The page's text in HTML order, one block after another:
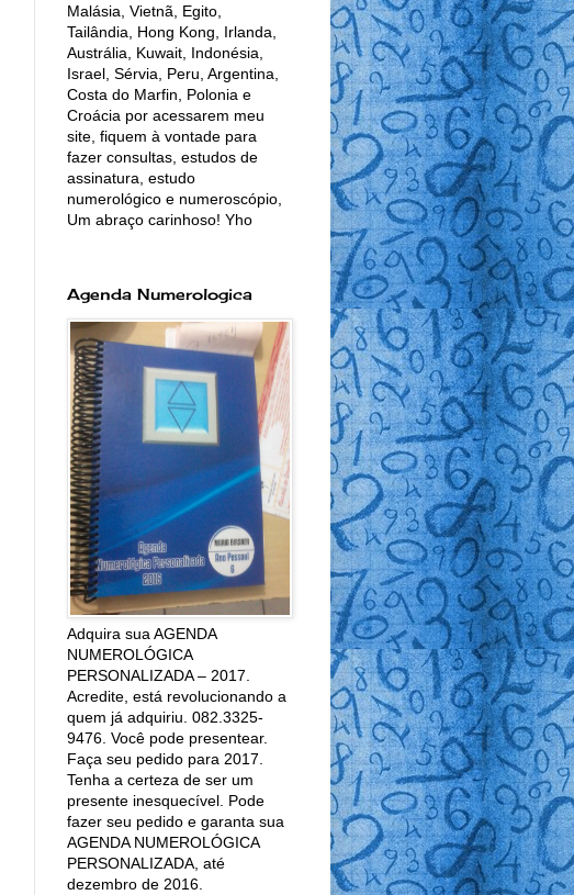
Malásia, Vietnã, Egito,
Tailândia, Hong Kong, Irlanda,
Austrália, Kuwait, Indonésia,
Israel, Sérvia, Peru, Argentina,
Costa do Marfin, Polonia e
Croácia por acessarem meu
site, fiquem à vontade para
fazer consultas, estudos de
assinatura, estudo
numerológico e numeroscópio,
Um abraço carinhoso! Yho
Agenda Numerologica
Adquira sua AGENDA
NUMEROLÓGICA
PERSONALIZADA – 2017.
Acredite, está revolucionando a
quem já adquiriu. 082.3325-
9476. Você pode presentear.
Faça seu pedido para 2017.
Tenha a certeza de ser um
presente inesquecível. Pode
fazer seu pedido e garanta sua
AGENDA NUMEROLÓGICA
PERSONALIZADA, até
dezembro de 2016.